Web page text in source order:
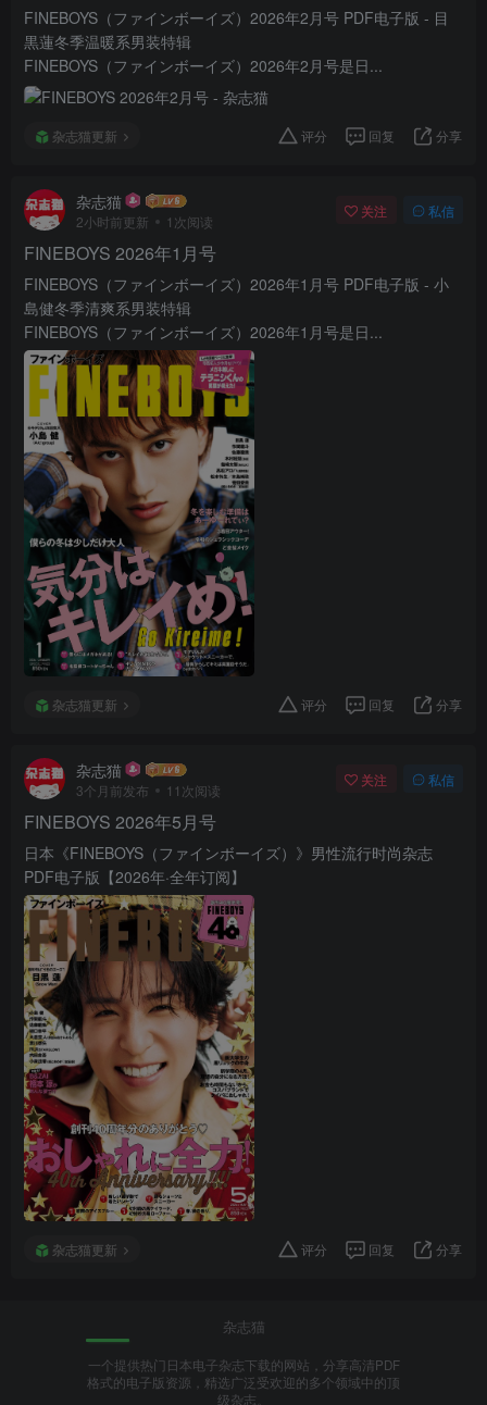
FINEBOYS（ファインボーイズ）2026年2月号 PDF电子版 - 目
黒蓮冬季温暖系男装特辑
FINEBOYS（ファインボーイズ）2026年2月号是日...
杂志猫更新 评分 回复 分享
杂志猫
2小时前更新 1次阅读
关注 私信
FINEBOYS 2026年1月号
FINEBOYS（ファインボーイズ）2026年1月号 PDF电子版 - 小
島健冬季清爽系男装特辑
FINEBOYS（ファインボーイズ）2026年1月号是日...
杂志猫更新 评分 回复 分享
杂志猫
3个月前发布 11次阅读
关注 私信
FINEBOYS 2026年5月号
日本《FINEBOYS（ファインボーイズ）》男性流行时尚杂志
PDF电子版【2026年·全年订阅】
杂志猫更新 评分 回复 分享
杂志猫
一个提供热门日本电子杂志下载的网站，分享高清PDF
格式的电子版资源，精选广泛受欢迎的多个领域中的顶
级杂志。